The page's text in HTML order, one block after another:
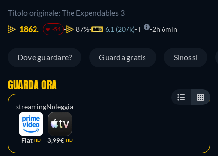
Titolo originale: The Expendables 3
1862.
-54 87% 6.1 (207k) T 2h 6min
Dove guardare? Guarda gratis Sinossi
GUARDA ORA
streaming
Flat HD
Noleggia
3,99€ HD